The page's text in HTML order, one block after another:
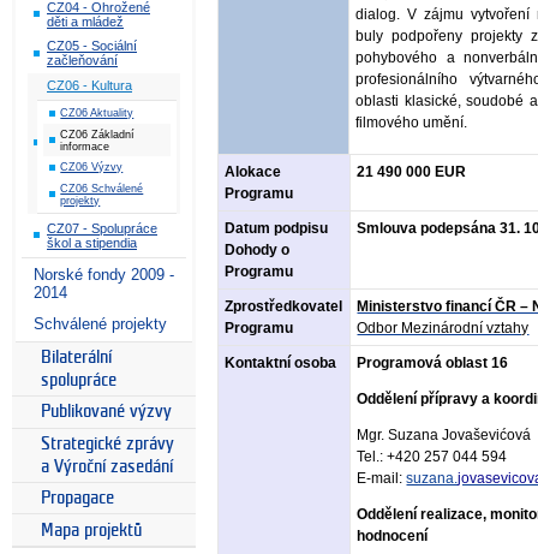
CZ04 - Ohrožené
děti a mládež
CZ05 - Sociální
začleňování
CZ06 - Kultura
CZ06 Aktuality
CZ06 Základní
informace
CZ06 Výzvy
CZ06 Schválené
projekty
CZ07 - Spolupráce
škol a stipendia
Norské fondy 2009 -
2014
Schválené projekty
Bilaterální
spolupráce
Publikované výzvy
Strategické zprávy
a Výroční zasedání
Propagace
Mapa projektů
dialog. V zájmu vytvoření
buly podpořeny projekty
pohybového a
profesionálního
oblasti klasické, soudobé
filmového umění.
Alokace
Programu
21 490 000 EUR
Datum podpisu
Dohody o
Programu
Smlouva podepsána 31.
Zprostředkovatel
Programu
Ministerstvo financí ČR –
Odbor Mezinárodní vztahy
Kontaktní osoba Programová oblast 16
Oddělení přípravy a
Mgr. Suzana Jovaševićová
Tel.:+420 257 044 594
E-mail:suzana.
Oddělení realizace,
hodnocení